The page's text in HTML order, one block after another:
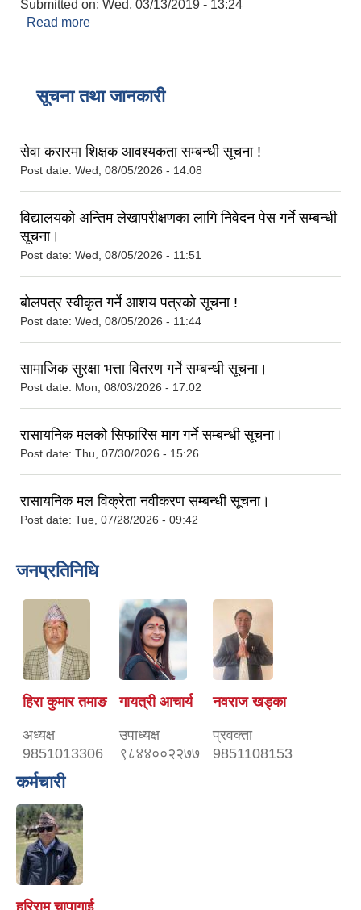
Submitted on: Wed, 03/13/2019 - 13:24
Read more
सूचना तथा जानकारी
सेवा करारमा शिक्षक आवश्‍यकता सम्बन्धी सूचना !
Post date: Wed, 08/05/2026 - 14:08
विद्यालयको अन्तिम लेखापरीक्षणका लागि निवेदन पेस गर्ने सम्बन्धी
सूचना।
Post date: Wed, 08/05/2026 - 11:51
बोलपत्र स्वीकृत गर्ने आशय पत्रको सूचना !
Post date: Wed, 08/05/2026 - 11:44
सामाजिक सुरक्षा भत्ता वितरण गर्ने सम्बन्धी सूचना।
Post date: Mon, 08/03/2026 - 17:02
रासायनिक मलको सिफारिस माग गर्ने सम्बन्धी सूचना।
Post date: Thu, 07/30/2026 - 15:26
रासायनिक मल विक्रेता नवीकरण सम्बन्धी सूचना।
Post date: Tue, 07/28/2026 - 09:42
जनप्रतिनिधि
हिरा कुमार तमाङ
अध्यक्ष
9851013306
गायत्री आचार्य
उपाध्यक्ष
९८४४००२२७७
नवराज खड्का
प्रवक्ता
9851108153
कर्मचारी
हरिराम चापागाई